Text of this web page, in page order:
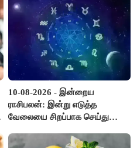
10-08-2026 - இன்றைய
ராசிபலன்: இன்று எடுத்த
வேலையை சிறப்பாக செய்து
அதே நேரத்தில் கூடுதலாக